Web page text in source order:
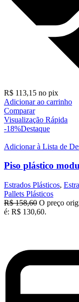
R$ 113,15 no pix
Adicionar ao carrinho
Comparar
Visualização Rápida
-18%Destaque
Adicionar à Lista de
Piso plástico
Estrados Plásticos,
Pallets Plásticos
R$158,60 O preço
é: R$ 130,60.